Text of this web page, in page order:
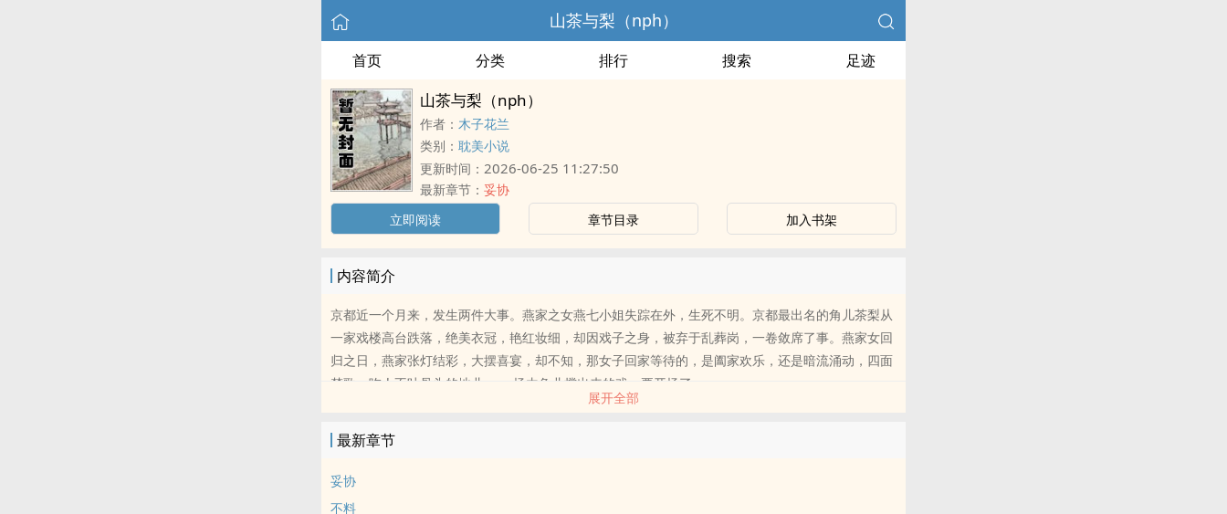
山茶与梨（nph）
首页 分类 排行 搜索 足迹
山茶与梨（nph）
作者： 木子花兰
类别： 耽美小说
更新时间： 2026-06-25 11:27:50
最新章节： 妥协
立即阅读
章节目录 加入书架
内容简介
京都近一个月来，发生两件大事。燕家之女燕七小姐失踪在外，生死不明。京都最出名的角儿茶梨从
一家戏楼高台跌落，绝美衣冠，艳红妆细，却因戏子之身，被弃于乱葬岗，一卷敛席了事。燕家女回
归之日，燕家张灯结彩，大摆喜宴，却不知，那女子回家等待的，是阖家欢乐，还是暗流涌动，四面
楚歌。吃人不吐骨头的地儿， 一场由角儿撑出来的戏，要开场了。
展开全部
最新章节
妥协
不料